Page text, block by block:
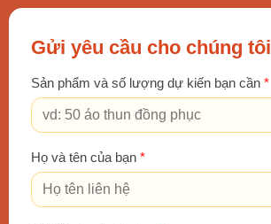
Gửi yêu cầu cho chúng tôi
Sản phẩm và số lượng dự kiến bạn cần *
Họ và tên của bạn *